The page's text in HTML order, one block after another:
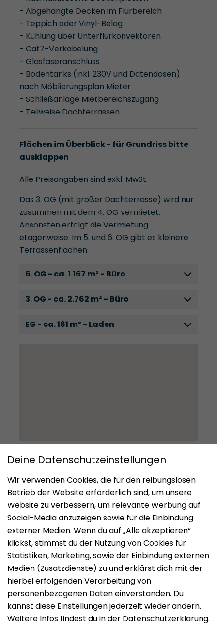
- Abgehängte Decken im Flurbereich
- Teppich oder Vinyl-Belag
- Kühlung über Unterflurkonvektoren
- Cat7-Verkabelung
- Glasfaseranschluss
- Bodentanks (inkl. 230V und Datendosen)
nach Möblierungsplan Mieter
- Schließanlage Mietbereichszugang
- Teilweise Dachterrassen
Flächen im Überblick - für Grundriss bitte
ausklappen
Alle Preisangaben sind exkl. MwSt.
Das 3. OG (mit großer Dachterrasse) wird nur
zusammen mit dem 4. OG vermietet.
Ansonsten erfolgt die Vermietung
etagenweise. Im 5. und 6. OG gibt es kleinere
Terrassenflächen.
6. OG - ca. 1.167 m² - Büro
3. OG - ca. 2.762 m² - Büro
EG - ca. 161 m² - Laden
Impressum
Datenschutz
Nutzungsbedingungen
Mieten
Vermieten